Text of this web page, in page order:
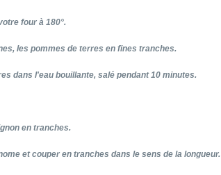
four à 180°.
les pommes de terres en fines tranches.
dans l'eau bouillante, salé pendant 10 minutes.
en tranches.
et couper en tranches dans le sens de la longueur.